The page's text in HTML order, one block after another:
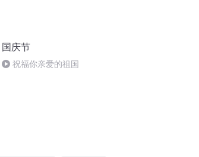
国庆节
祝福你亲爱的祖国